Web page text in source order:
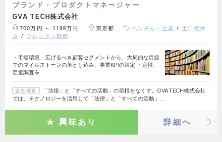
ブランド・プロダクトマネージャー
GVA TECH株式会社
700万円 ～ 1199万円 東京都 ベンチャー企業
土日祝休
み
フレックス勤務
・市場環境、広げるべき顧客セグメントから、大局的な目線
でのマイルストーンの落とし込み、事業KPIの策定 ・定性、
定量調査を…
会社概要
「法律」と「すべての活動」の垣根をなくす。GVA TECH株式会社
では、テクノロジーを活用して「法律」と「すべての活動」…
興味あり 詳細へ